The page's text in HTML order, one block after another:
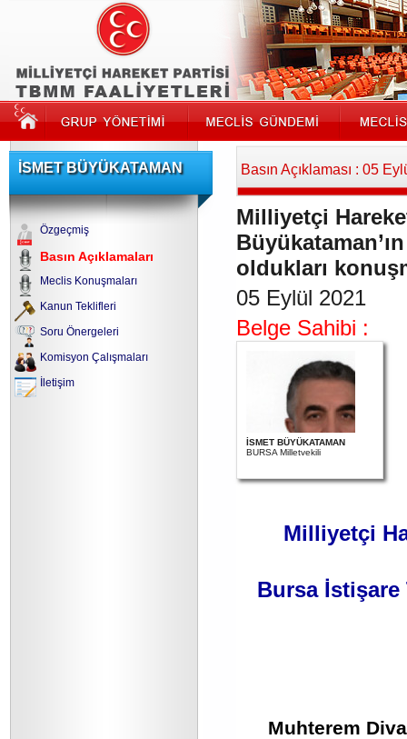
İSMET BÜYÜKATAMAN
Özgeçmiş
Basın Açıklamaları
Meclis Konuşmaları
Kanun Teklifleri
Soru Önergeleri
Komisyon Çalışmaları
İletişim
Basın Açıklaması : 05
Milliyetçi
oldukları
05 Eylül 2021
Belge Sahibi :
İSMET BÜYÜKATAMAN
BURSA Milletvekili
Milliyetçi
Bursa İstişare
Muhterem